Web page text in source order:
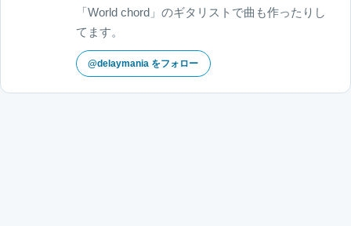
「World chord」のギタリストで曲も作ったりし
てます。
@delaymania をフォロー